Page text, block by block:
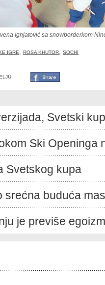
Ignjatović sa snowborderkom
IGRE, ROSA KHUTOR, SOCHI
Svetski
Ski Openinga
Svetskog kupa
srećna buduća
je previše